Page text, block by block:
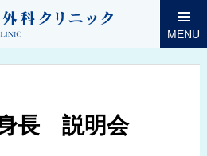
MENU
長 説明会